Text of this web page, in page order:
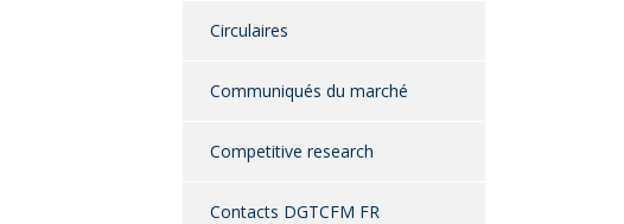
Circulaires
Communiqués du marché
Competitive research
Contacts DGTCFM FR